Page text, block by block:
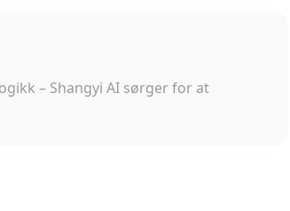
– Shangyi AI sørger for at